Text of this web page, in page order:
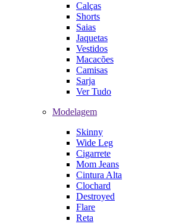
Calças
Shorts
Saias
Jaquetas
Vestidos
Macacões
Camisas
Sarja
Ver Tudo
Modelagem
Skinny
Wide Leg
Cigarrete
Mom Jeans
Cintura Alta
Clochard
Destroyed
Flare
Reta